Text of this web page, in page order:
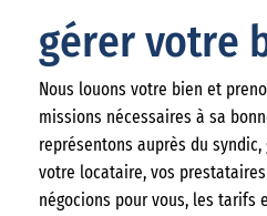
gérer votre
Nous louons votre bien et
missions nécessaires à sa
représentons auprès du
votre locataire, vos
négocions pour vous, les tarifs